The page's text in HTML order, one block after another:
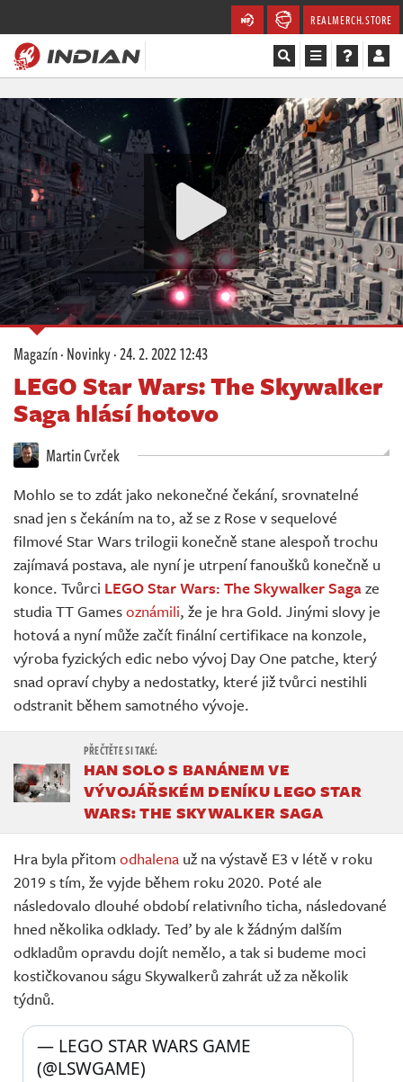
REALMERCH.STORE
Magazín
Recenze
Videa
Soutěže
Databáze
Komunita
Redakce
Živě
Magazín·Novinky·24. 2. 2022 12:43
LEGO Star Wars: The Skywalker
Saga hlásí hotovo
Martin Cvrček
Mohlo se to zdát jako nekonečné čekání, srovnatelné
snad jen s čekáním na to, až se z Rose v sequelové
filmové Star Wars trilogii konečně stane alespoň trochu
zajímavá postava, ale nyní je utrpení fanoušků konečně u
konce. Tvůrci LEGO Star Wars: The Skywalker Sagaze
studia TT Gamesoznámili, že je hra Gold. Jinými slovy je
hotová a nyní může začít finální certifikace na konzole,
výroba fyzických edic nebo vývoj Day One patche, který
snad opraví chyby a nedostatky, které již tvůrci nestihli
odstranit během samotného vývoje.
HAN SOLO S BANÁNEM VE
VÝVOJÁŘSKÉM DENÍKU LEGO STAR
WARS: THE SKYWALKER SAGA
Hra byla přitom odhalena už na výstavě E3 v létě v roku
2019 s tím, že vyjde během roku 2020. Poté ale
následovalo dlouhé období relativního ticha, následované
hned několika odklady. Teď by ale k žádným dalším
odkladům opravdu dojít nemělo, a tak si budeme moci
kostičkovanou ságu Skywalkerů zahrát už za několik
týdnů.
— LEGO STAR WARS GAME
(@LSWGAME)